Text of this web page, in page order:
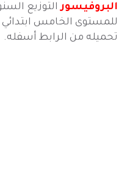
البروفيسورالتوزيع
تحميله من الرابط أسفله.